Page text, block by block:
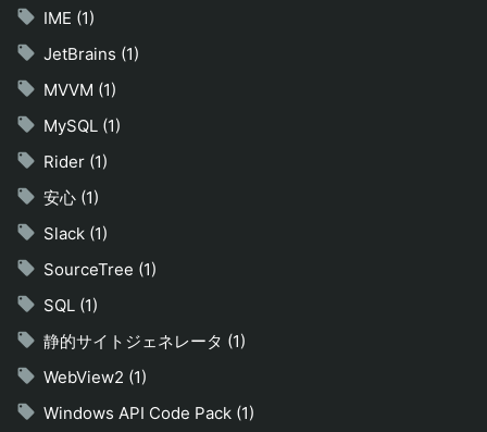
IME (1)
JetBrains (1)
MVVM (1)
MySQL (1)
Rider (1)
安心 (1)
Slack (1)
SourceTree (1)
SQL (1)
静的サイトジェネレータ (1)
WebView2 (1)
Windows API Code Pack (1)